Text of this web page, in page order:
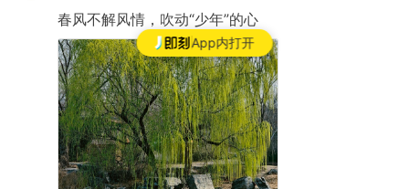
App内打开
春风不解风情，吹动“少年”的心